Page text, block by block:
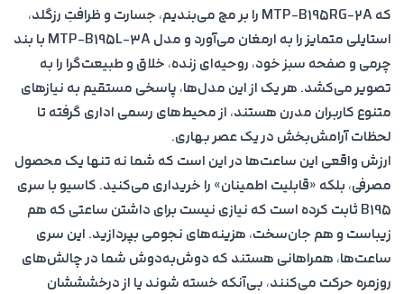
که MTP-B195RG-2A را بر مچ می‌بندیم، جسارت و ظرافتِ رزگلد،
استایلی متمایز را به ارمغان می‌آورد و مدل MTP-B195L-3A با بند
چرمی و صفحه سبز خود، روحیه‌ای زنده، خلاق و طبیعت‌گرا را به
تصویر می‌کشد. هر یک از این مدل‌ها، پاسخی مستقیم به نیازهای
متنوع کاربران مدرن هستند، از محیط‌های رسمی اداری گرفته تا
لحظات آرامش‌بخش در یک عصر بهاری.
ارزش واقعی این ساعت‌ها در این است که شما نه تنها یک محصول
مصرفی، بلکه «قابلیت اطمینان» را خریداری می‌کنید. کاسیو با سری
B195 ثابت کرده است که نیازی نیست برای داشتن ساعتی که هم
زیباست و هم جان‌سخت، هزینه‌های نجومی بپردازید. این سری
ساعت‌ها، همراهانی هستند که دوش‌به‌دوش شما در چالش‌های
روزمره حرکت می‌کنند، بی‌آنکه خسته شوند یا از درخشششان